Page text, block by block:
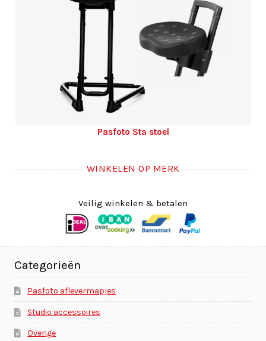
Pasfoto Sta stoel
WINKELEN OP MERK
Veilig winkelen & betalen
Categorieën
Pasfoto aflevermapjes
Studio accessoires
Overige